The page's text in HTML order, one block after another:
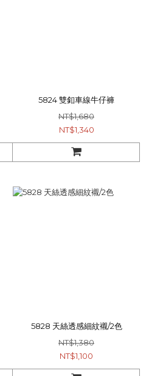
5824 雙釦車線牛仔褲
NT$1,680
NT$1,340
5828 天絲透感細紋襯/2色
NT$1,380
NT$1,100